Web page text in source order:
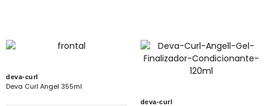
deva-curl
Deva Curl Angel 355ml
deva-curl